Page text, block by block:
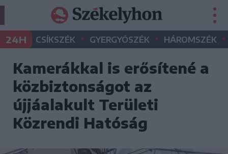
24H CSÍKSZÉK • GYERGYÓSZÉK • HÁROMSZÉK •
Kamerákkal is erősítené a
közbiztonságot az
újjáalakult Területi
Közrendi Hatóság